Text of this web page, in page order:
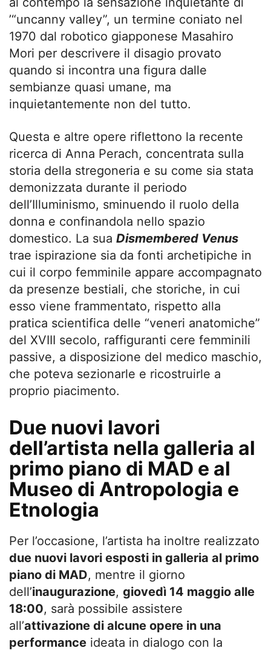
’“uncanny valley”, un termine coniato nel
1970 dal robotico giapponese Masahiro
Mori per descrivere il disagio provato
quando si incontra una figura dalle
sembianze quasi umane, ma
inquietantemente non del tutto.
Questa e altre opere riflettono la recente
ricerca di Anna Perach, concentrata sulla
storia della stregoneria e su come sia stata
demonizzata durante il periodo
dell’Illuminismo, sminuendo il ruolo della
donna e confinandola nello spazio
domestico. La sua Dismembered Venus
trae ispirazione sia da fonti archetipiche in
cui il corpo femminile appare accompagnato
da presenze bestiali, che storiche, in cui
esso viene frammentato, rispetto alla
pratica scientifica delle “veneri anatomiche”
del XVIII secolo, raffiguranti cere femminili
passive, a disposizione del medico maschio,
che poteva sezionarle e ricostruirle a
proprio piacimento.
Due nuovi lavori
dell’artista nella galleria al
primo piano di MAD e al
Museo di Antropologia e
Etnologia
Per l’occasione, l’artista ha inoltre realizzato
due nuovi lavori esposti in galleria al primo
piano di MAD, mentre il giorno
dell’inaugurazione, giovedì 14 maggio alle
18:00, sarà possibile assistere
all’attivazione di alcune opere in una
performance ideata in dialogo con la